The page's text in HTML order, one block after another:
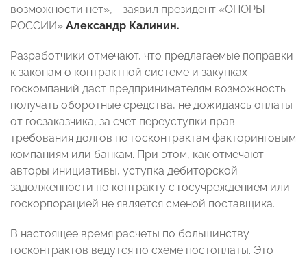
возможности нет», - заявил президент «ОПОРЫ
РОССИИ» Александр Калинин.
Разработчики отмечают, что предлагаемые поправки
к законам о контрактной системе и закупках
госкомпаний даст предпринимателям возможность
получать оборотные средства, не дожидаясь оплаты
от госзаказчика, за счет переуступки прав
требования долгов по госконтрактам факторинговым
компаниям или банкам. При этом, как отмечают
авторы инициативы, уступка дебиторской
задолженности по контракту с госучреждением или
госкорпорацией не является сменой поставщика.
В настоящее время расчеты по большинству
госконтрактов ведутся по схеме постоплаты. Это